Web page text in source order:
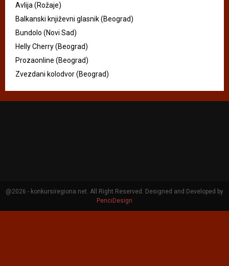
Avlija (Rožaje)
Balkanski književni glasnik (Beograd)
Bundolo (Novi Sad)
Helly Cherry (Beograd)
Prozaonline (Beograd)
Zvezdani kolodvor (Beograd)
@2026 - konkursiregiona.net. All Right Reserved. Designed and Developed by
PenciDesign